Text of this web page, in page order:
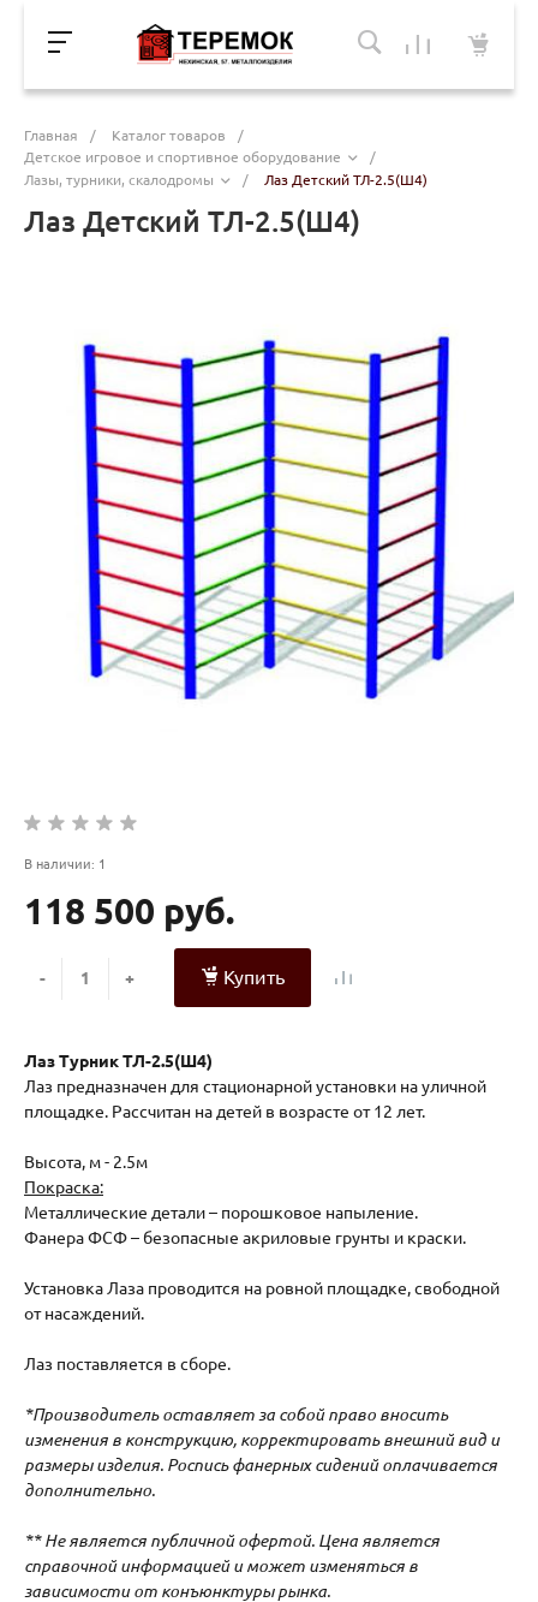
Главная / Каталог товаров
/
Детское игровое и спортивное оборудование
/
Лазы, турники, скалодромы
/ Лаз Детский ТЛ-2.5(Ш4)
Лаз Детский ТЛ-2.5(Ш4)
В наличии: 1
118 500 руб.
- + Купить
Лаз Турник ТЛ-2.5(Ш4)
Лаз предназначен для стационарной установки на уличной
площадке. Рассчитан на детей в возрасте от 12 лет.
Высота, м - 2.5м
Покраска:
Металлические детали – порошковое напыление.
Фанера ФСФ – безопасные акриловые грунты и краски.
Установка Лаза проводится на ровной площадке, свободной
от насаждений.
Лаз поставляется в сборе.
*Производитель оставляет за собой право вносить
изменения в конструкцию, корректировать внешний вид и
размеры изделия. Роспись фанерных сидений оплачивается
дополнительно.
** Не является публичной офертой. Цена является
справочной информацией и может изменяться в
зависимости от конъюнктуры рынка.